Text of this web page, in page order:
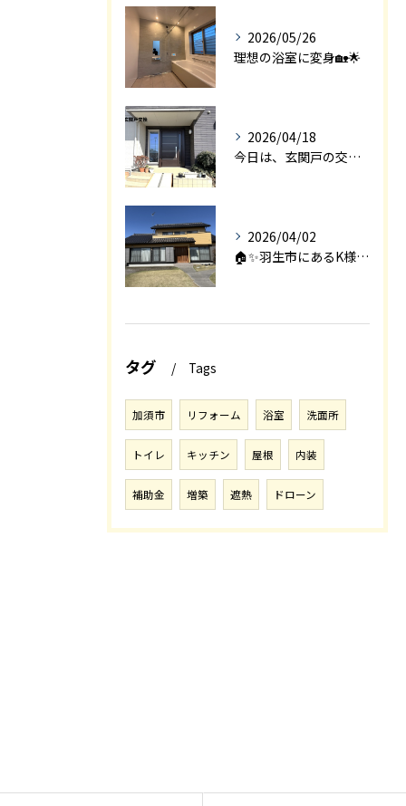
2026/05/26
理想の浴室に変身🏡🌟
2026/04/18
今日は、玄関戸の交換工事をご紹介します🚪✨。
2026/04/02
🏠✨羽生市にあるK様邸は、2008年に㈱エアロックで新築され...
タグ Tags
加須市 リフォーム 浴室 洗面所
トイレ キッチン 屋根 内装
補助金 増築 遮熱 ドローン